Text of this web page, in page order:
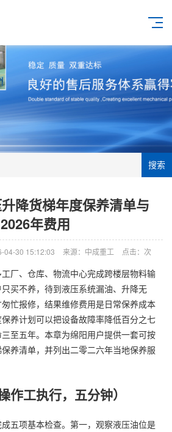
搜索
降货梯年度保养清单与
2026年费用
04-30 15:12:03 来源：中成重工 点击： 次
厂、仓库、物流中心完成跨楼层物料输
买不养，待到液压系统漏油、升降无
忙报修，结果维修费用是日常保养成本
养计划可以把设备故障率降低百分之七
至五年。本章为绵阳用户提供一套可按
养清单，并列出二零二六年当地保养服
作工执行，五分钟）
五项基本检查。第一，观察液压油位是